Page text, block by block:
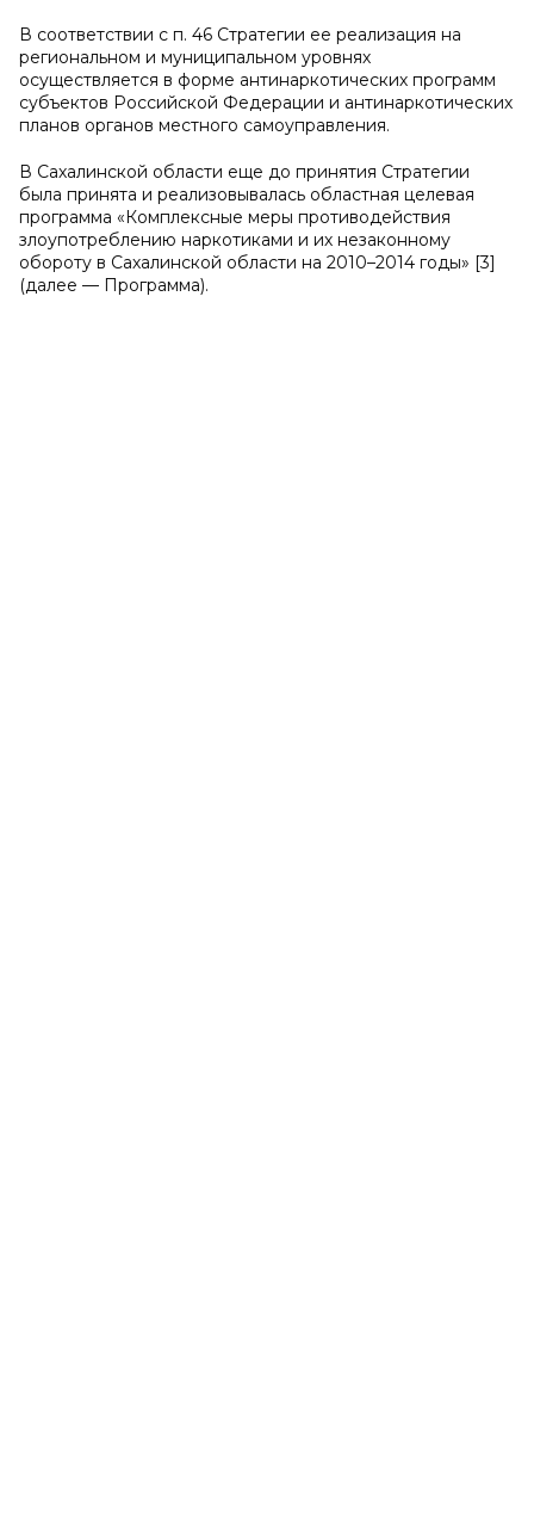
В соответствии с п. 46 Стратегии ее реализация на
региональном и муниципальном уровнях
осуществляется в форме антинаркотических программ
субъектов Российской Федерации и антинаркотических
планов органов местного самоуправления.
В Сахалинской области еще до принятия Стратегии
была принята и реализовывалась областная целевая
программа «Комплексные меры противодействия
злоупотреблению наркотиками и их незаконному
обороту в Сахалинской области на 2010–2014 годы» [3]
(далее — Программа).